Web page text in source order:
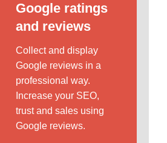
Google ratings
and reviews
Collect and display
Google reviews in a
professional way.
Increase your SEO,
trust and sales using
Google reviews.